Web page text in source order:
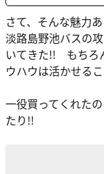
さて、そんな魅力
淡路島野池バスの
いてきた!! もちろ
ウハウは活かせる
一役買ってくれた
たり!!